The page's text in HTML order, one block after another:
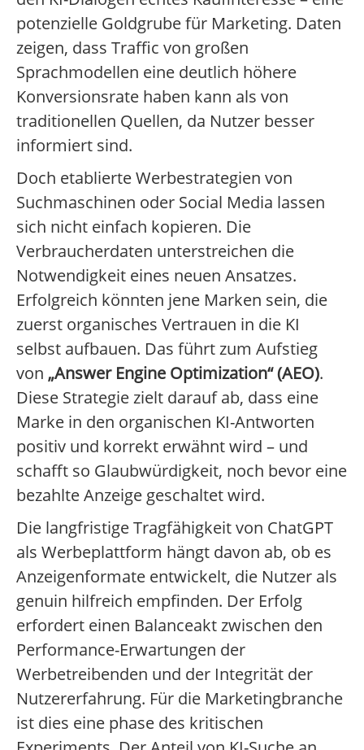
potenzielle Goldgrube für Marketing. Daten
zeigen, dass Traffic von großen
Sprachmodellen eine deutlich höhere
Konversionsrate haben kann als von
traditionellen Quellen, da Nutzer besser
informiert sind.
Doch etablierte Werbestrategien von
Suchmaschinen oder Social Media lassen
sich nicht einfach kopieren. Die
Verbraucherdaten unterstreichen die
Notwendigkeit eines neuen Ansatzes.
Erfolgreich könnten jene Marken sein, die
zuerst organisches Vertrauen in die KI
selbst aufbauen. Das führt zum Aufstieg
von „Answer Engine Optimization“ (AEO).
Diese Strategie zielt darauf ab, dass eine
Marke in den organischen KI-Antworten
positiv und korrekt erwähnt wird – und
schafft so Glaubwürdigkeit, noch bevor eine
bezahlte Anzeige geschaltet wird.
Die langfristige Tragfähigkeit von ChatGPT
als Werbeplattform hängt davon ab, ob es
Anzeigenformate entwickelt, die Nutzer als
genuin hilfreich empfinden. Der Erfolg
erfordert einen Balanceakt zwischen den
Performance-Erwartungen der
Werbetreibenden und der Integrität der
Nutzererfahrung. Für die Marketingbranche
ist dies eine phase des kritischen